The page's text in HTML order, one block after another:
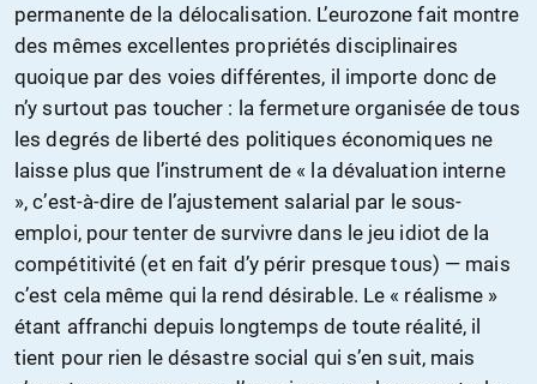
permanente de la délocalisation. L’eurozone fait montre
des mêmes excellentes propriétés disciplinaires
quoique par des voies différentes, il importe donc de
n’y surtout pas toucher : la fermeture organisée de tous
les degrés de liberté des politiques économiques ne
laisse plus que l’instrument de « la dévaluation interne
», c’est-à-dire de l’ajustement salarial par le sous-
emploi, pour tenter de survivre dans le jeu idiot de la
compétitivité (et en fait d’y périr presque tous) — mais
c’est cela même qui la rend désirable. Le « réalisme »
étant affranchi depuis longtemps de toute réalité, il
tient pour rien le désastre social qui s’en suit, mais